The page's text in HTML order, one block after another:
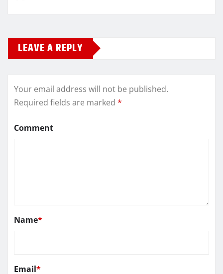
LEAVE A REPLY
Your email address will not be published.
Required fields are marked *
Comment
Name*
Email*